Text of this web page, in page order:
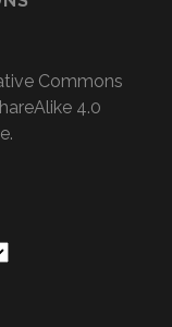
Commons
4.0
.